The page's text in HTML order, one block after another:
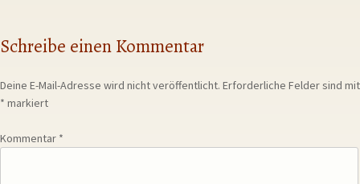
Schreibe einen Kommentar
Deine E-Mail-Adresse wird nicht veröffentlicht. Erforderliche Felder sind mit
* markiert
Kommentar *